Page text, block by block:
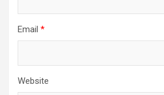
Email *
Website